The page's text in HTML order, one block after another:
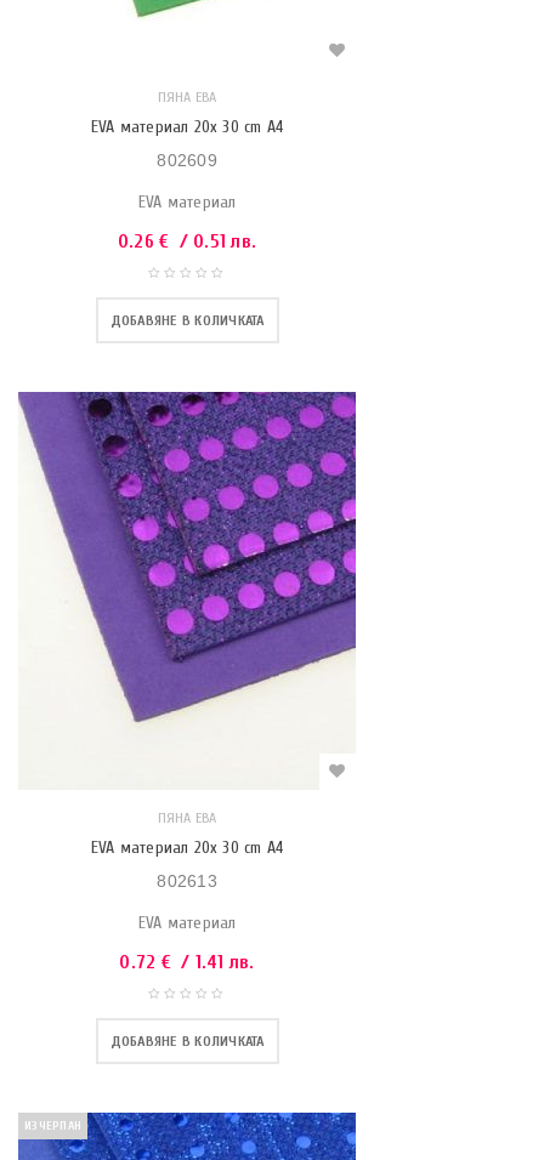
ПЯНА ЕВА
EVA материал 20x 30 cm A4
802609
EVA материал
0.26€ / 0.51 лв.
ДОБАВЯНЕ В КОЛИЧКАТА
ПЯНА ЕВА
EVA материал 20x 30 cm A4
802613
EVA материал
0.72 € / 1.41 лв.
ДОБАВЯНЕ В КОЛИЧКАТА
ИЗЧЕРПАН